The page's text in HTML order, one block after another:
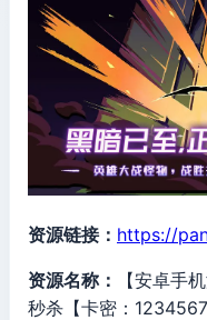
资源链接： https://
资源名称：
【安卓手
秒杀【卡密：